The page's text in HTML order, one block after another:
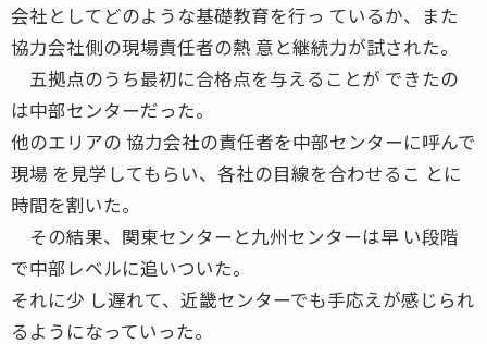
会社としてどのような基礎教育を行っ ているか、また
協力会社側の現場責任者の熱 意と継続力が試された。
五拠点のうち最初に合格点を与えることが できたの
は中部センターだった。
他のエリアの 協力会社の責任者を中部センターに呼んで
現場 を見学してもらい、各社の目線を合わせるこ とに
時間を割いた。
その結果、関東センターと九州センターは早 い段階
で中部レベルに追いついた。
それに少 し遅れて、近畿センターでも手応えが感じられ
るようになっていった。